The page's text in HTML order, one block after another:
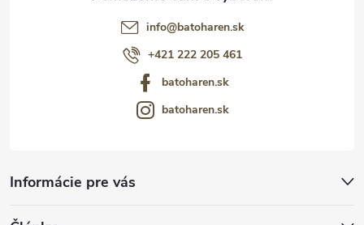
Informácie pre vás
info@batoharen.sk
+421 222 205 461
batoharen.sk
batoharen.sk